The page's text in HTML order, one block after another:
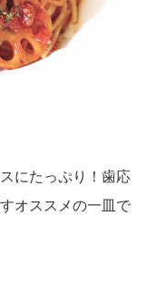
にたっぷり！歯応
オススメの一皿で